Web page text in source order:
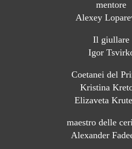
mentore
Alexey
Il giullare
Igor
Coetanei del
Kristina
Elizaveta
maestro delle
Alexander